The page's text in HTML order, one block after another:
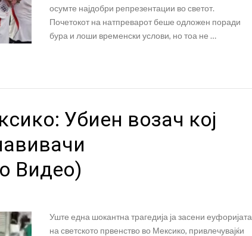
осумте најдобри репрезентации во светот.
Почетокот на натпреварот беше одложен поради
бура и лоши временски услови, но тоа не …
Убиен возач кој
Видео)
Уште една шокантна трагедија ја засени еуфоријата
на светското првенство во Мексико, привлечувајќи